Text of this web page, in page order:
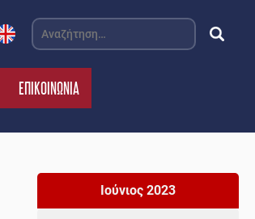
Αναζήτηση
για:
ΕΠΙΚΟΙΝΩΝΙΑ
Ιούνιος 2023